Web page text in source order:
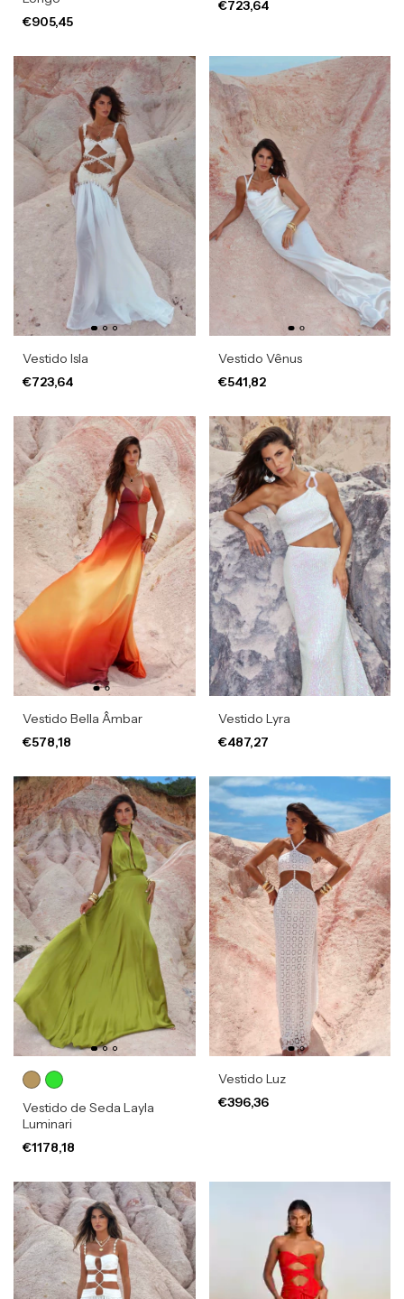
€905,45
€723,64
Vestido Isla
€723,64
Vestido Vênus
€541,82
Vestido Bella Âmbar
€578,18
Vestido Lyra
€487,27
Vestido de Seda Layla
Luminari
€1178,18
Vestido Luz
€396,36